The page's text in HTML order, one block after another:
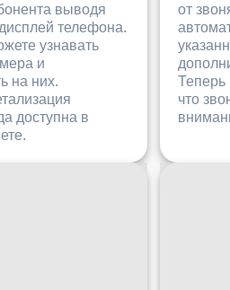
выводя
телефона.
узнавать
и
на них.
доступна в
от
Теперь
что